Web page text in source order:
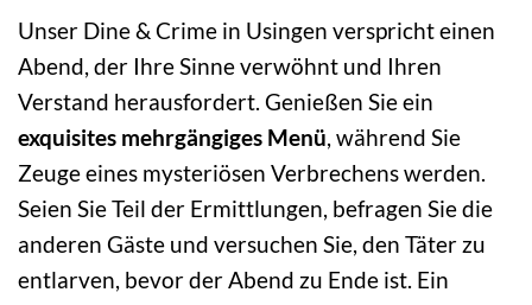
Unser Dine & Crime in Usingen verspricht einen
Abend, der Ihre Sinne verwöhnt und Ihren
Verstand herausfordert. Genießen Sie ein
exquisites mehrgängiges Menü , während Sie
Zeuge eines mysteriösen Verbrechens werden.
Seien Sie Teil der Ermittlungen, befragen Sie die
anderen Gäste und versuchen Sie, den Täter zu
entlarven, bevor der Abend zu Ende ist. Ein